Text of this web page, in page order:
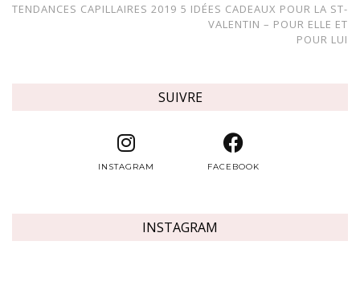
TENDANCES CAPILLAIRES 2019 5 IDÉES CADEAUX POUR LA ST-
VALENTIN – POUR ELLE ET
POUR LUI
SUIVRE
INSTAGRAM FACEBOOK
INSTAGRAM